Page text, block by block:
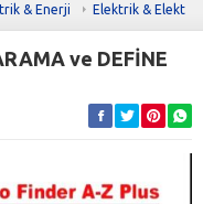
& Enerji Elektrik &
ve DEFİNE